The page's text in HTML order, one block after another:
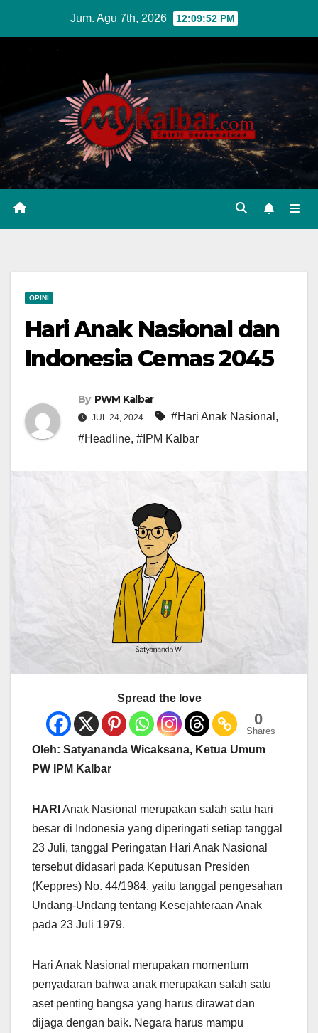
Jum. Agu 7th, 2026 12:09:53 PM
OPINI
Hari Anak Nasional dan
Indonesia Cemas 2045
By PWM Kalbar
JUL 24, 2024 #Hari Anak Nasional ,
#Headline, #IPM Kalbar
Spread the love
0
Shares
Oleh: Satyananda Wicaksana, Ketua Umum
PW IPM Kalbar
HARI Anak Nasional merupakan salah satu hari
besar di Indonesia yang diperingati setiap tanggal
23 Juli, tanggal Peringatan Hari Anak Nasional
tersebut didasari pada Keputusan Presiden
(Keppres) No. 44/1984, yaitu tanggal pengesahan
Undang-Undang tentang Kesejahteraan Anak
pada 23 Juli 1979.
Hari Anak Nasional merupakan momentum
penyadaran bahwa anak merupakan salah satu
aset penting bangsa yang harus dirawat dan
dijaga dengan baik. Negara harus mampu